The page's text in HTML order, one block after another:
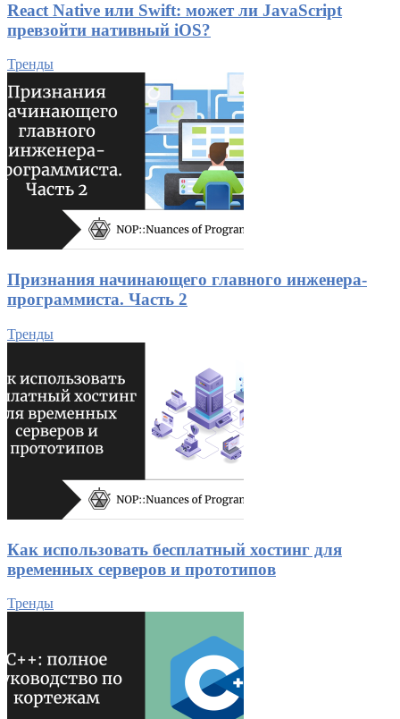
React Native или Swift: может ли JavaScript
превзойти нативный iOS?
Тренды
Признания начинающего главного инженера-
программиста. Часть 2
Тренды
Как использовать бесплатный хостинг для
временных серверов и прототипов
Тренды